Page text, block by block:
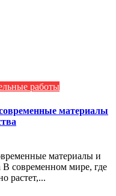
работы
материалы
материалы и
В современном мире, где
растет,...